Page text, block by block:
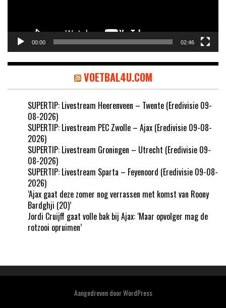
00:00 02:46
VOETBAL4U.COM
SUPERTIP: Livestream Heerenveen – Twente (Eredivisie 09-
08-2026)
SUPERTIP: Livestream PEC Zwolle – Ajax (Eredivisie 09-08-
2026)
SUPERTIP: Livestream Groningen – Utrecht (Eredivisie 09-
08-2026)
SUPERTIP: Livestream Sparta – Feyenoord (Eredivisie 09-08-
2026)
‘Ajax gaat deze zomer nog verrassen met komst van Roony
Bardghji (20)’
Jordi Cruijff gaat volle bak bij Ajax: ‘Maar opvolger mag de
rotzooi opruimen’
Aangedreven doorWordPress